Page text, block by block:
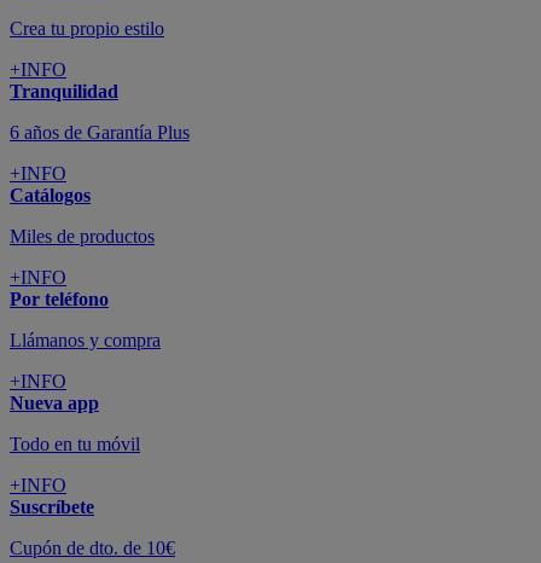
Crea tu propio estilo
+INFO
Tranquilidad
6 años de Garantía Plus
+INFO
Catálogos
Miles de productos
+INFO
Por teléfono
Llámanos y compra
+INFO
Nueva app
Todo en tu móvil
+INFO
Suscríbete
Cupón de dto. de 10€